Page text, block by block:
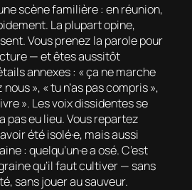
scène familière : en réunion,
La plupart opine,
Vous prenez la parole pour
— et êtes aussitôt
annexes : « ça ne marche
», « tu n’as pas compris »,
». Les voix dissidentes se
pas eu lieu. Vous repartez
été isolé·e, mais aussi
: quelqu’un·e a osé. C’est
qu’il faut cultiver — sans
sans jouer au sauveur.